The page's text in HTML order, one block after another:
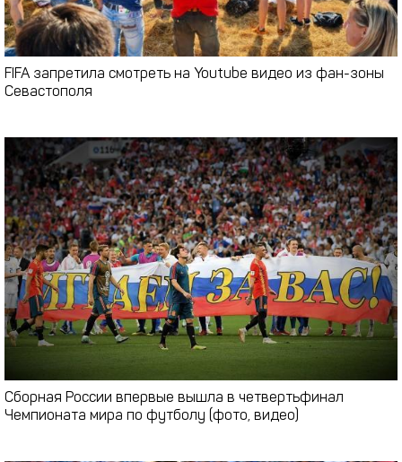
FIFA запретила смотреть на Youtube видео из фан-зоны
Севастополя
Сборная России впервые вышла в четвертьфинал
Чемпионата мира по футболу (фото, видео)